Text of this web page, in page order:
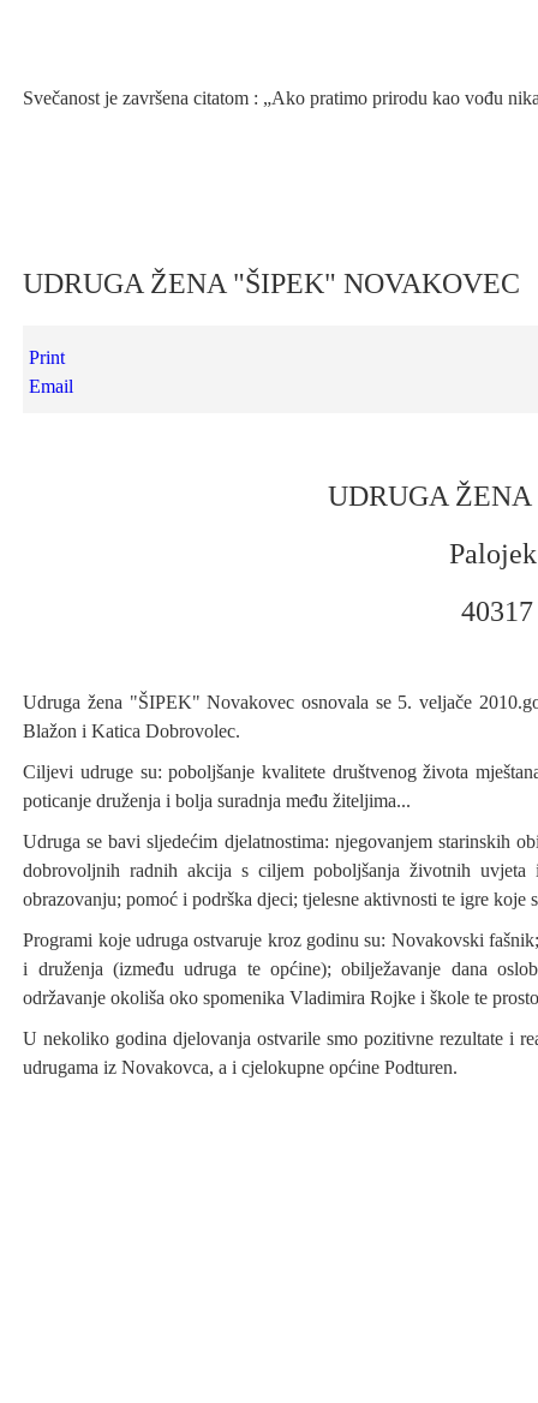
Svečanost je završena citatom : „Ako pratimo prirodu kao vođu
UDRUGA ŽENA "ŠIPEK" NOVAKOVEC
Print
Email
UDRUGA
Udruga žena "ŠIPEK" Novakovec osnovala se 5. veljače
Blažon i Katica Dobrovolec.
Ciljevi udruge su: poboljšanje kvalitete društvenog života
poticanje druženja i bolja suradnja među žiteljima...
Udruga se bavi sljedećim djelatnostima: njegovanjem starinskih
dobrovoljnih radnih akcija s ciljem poboljšanja životnih
obrazovanju; pomoć i podrška djeci; tjelesne aktivnosti te igre
Programi koje udruga ostvaruje kroz godinu su: Novakovski
i druženja (između udruga te općine); obilježavanje dana
održavanje okoliša oko spomenika Vladimira Rojke i škole te
U nekoliko godina djelovanja ostvarile smo pozitivne rezultate i
udrugama iz Novakovca, a i cjelokupne općine Podturen.